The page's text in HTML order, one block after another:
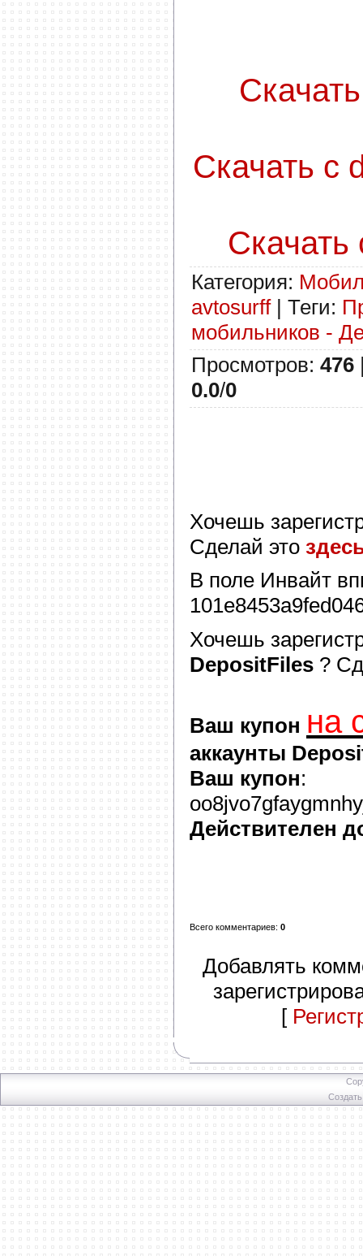
Скачать с
Скачать
Категория:
avtosurff| Теги:
мобильников -
Просмотров: 476
0.0/0
Хочешь
Сделай это
В поле Инвайт
Хочешь
DepositFiles ?
Ваш купон на
аккаунты
Ваш купон:
Действителен
Всего комментариев: 0
Добавлять
[